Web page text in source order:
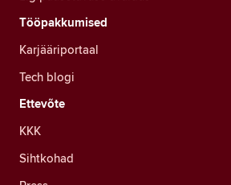
Tööpakkumised
Karjääriportaal
Tech blogi
Ettevõte
KKK
Sihtkohad